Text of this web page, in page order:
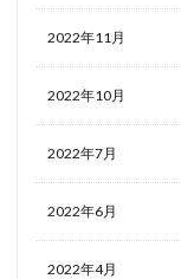
2022年11月
2022年10月
2022年7月
2022年6月
2022年4月